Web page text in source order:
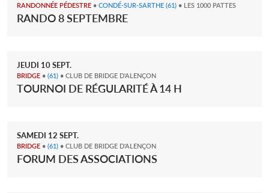
RANDONNÉE PÉDESTRE • CONDÉ-SUR-SARTHE (61) • LES 1000 PATTES
RANDO 8 SEPTEMBRE
JEUDI 10SEPT.
BRIDGE • (61) • CLUB DE BRIDGE D'ALENÇON
TOURNOI DE RÉGULARITÉ À 14 H
SAMEDI 12 SEPT.
BRIDGE • (61) • CLUB DE BRIDGE D'ALENÇON
FORUM DES ASSOCIATIONS